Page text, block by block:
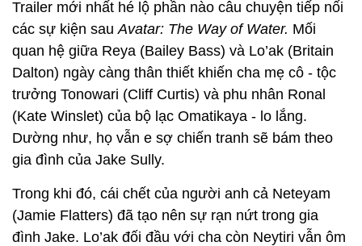
Trailer mới nhất hé lộ phần nào câu chuyện tiếp nối
các sự kiện sau Avatar: The Way of Water. Mối
quan hệ giữa Reya (Bailey Bass) và Lo’ak (Britain
Dalton) ngày càng thân thiết khiến cha mẹ cô - tộc
trưởng Tonowari (Cliff Curtis) và phu nhân Ronal
(Kate Winslet) của bộ lạc Omatikaya - lo lắng.
Dường như, họ vẫn e sợ chiến tranh sẽ bám theo
gia đình của Jake Sully.
Trong khi đó, cái chết của người anh cả Neteyam
(Jamie Flatters) đã tạo nên sự rạn nứt trong gia
đình Jake. Lo’ak đối đầu với cha còn Neytiri vẫn ôm